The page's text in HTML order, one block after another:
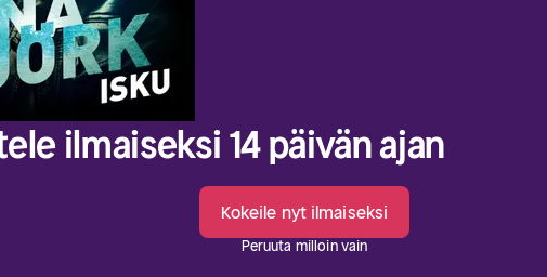
ilmaiseksi 14 päivän ajan
Kokeile nyt ilmaiseksi
Peruuta milloin vain